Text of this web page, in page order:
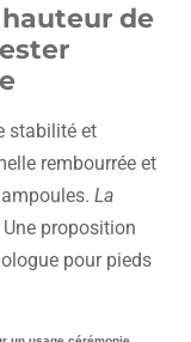
de
stabilité et
rembourrée et
La
Une proposition
pour pieds